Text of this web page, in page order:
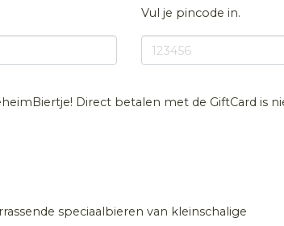
Vul je pincode in.
Direct betalen met de GiftCard is
speciaalbieren van kleinschalige